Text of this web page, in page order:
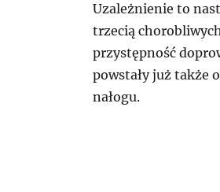
Uzależnienie to
trzecią
przystępność
powstały już także
nałogu.